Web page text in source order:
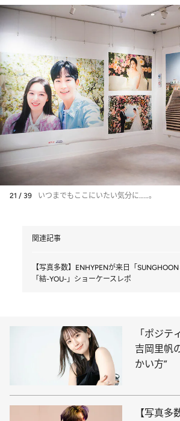
21 / 39 いつまでもここにいたい気分に……。
関連記事
【写真多数】ENHYPENが来日「SUNGHOON
「結-YOU-」ショーケースレポ
「ポジテ
吉岡里帆
かい方”
【写真多